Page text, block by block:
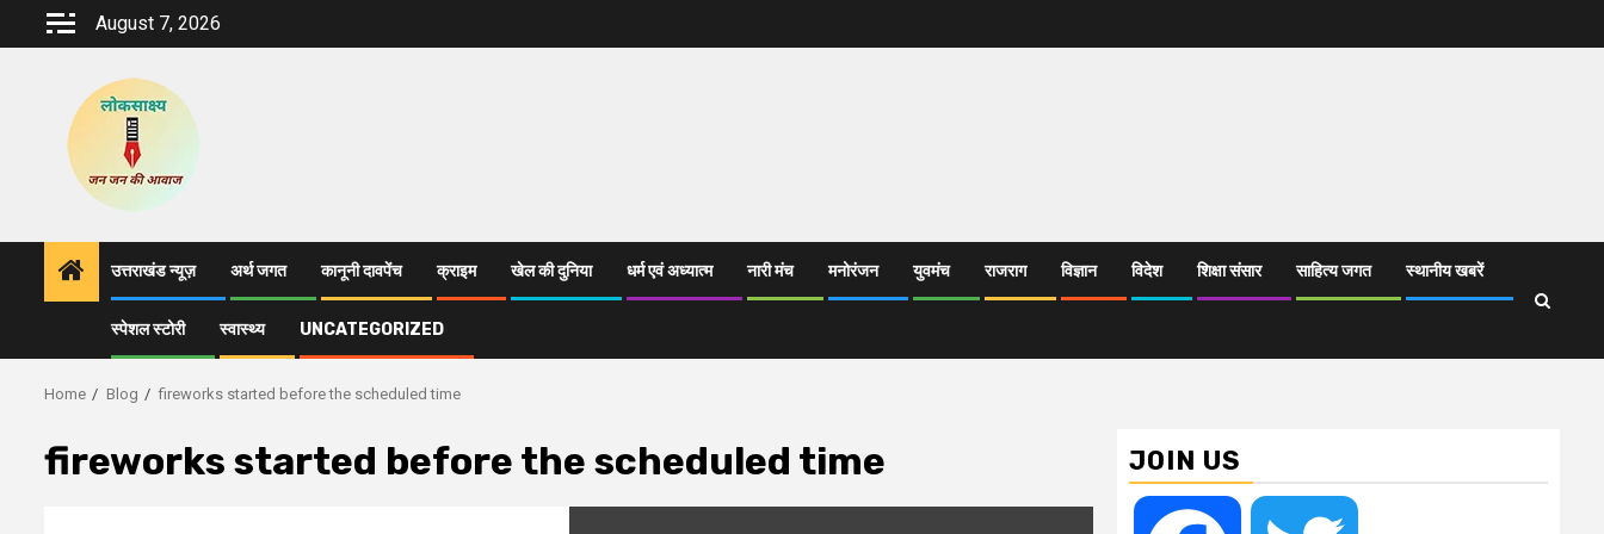
August 7, 2026
उत्तराखंड न्यूज़ अर्थ जगत कानूनी दावपेंच क्राइम खेल की दुनिया धर्म एवं अध्यात्म नारी मंच मनोरंजन युवमंच राजराग विज्ञान विदेश शिक्षा संसार साहित्य जगत स्थानीय खबरें
स्पेशल स्टोरी स्वास्थ्य UNCATEGORIZED
Home Blog fireworks started before the scheduled time
fireworks started before the scheduled time JOIN US